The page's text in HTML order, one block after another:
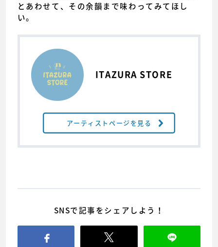
とあわせて、その余韻まで味わってみてほし
い。
ITAZURA STORE
アーティストページを見る
SNSで記事をシェアしよう！